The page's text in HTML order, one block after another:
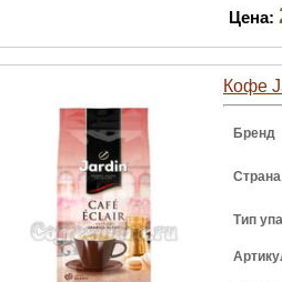
Цена:
Кофе
Бренд
Тип